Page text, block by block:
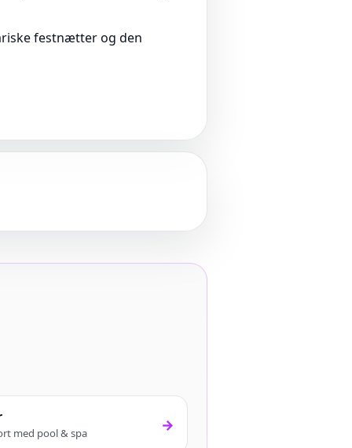
festnætter og den
med pool & spa →